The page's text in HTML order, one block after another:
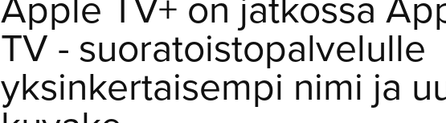
Apple TV+ on jatkossa
TV - suoratoistopalvelulle
yksinkertaisempi nimi ja